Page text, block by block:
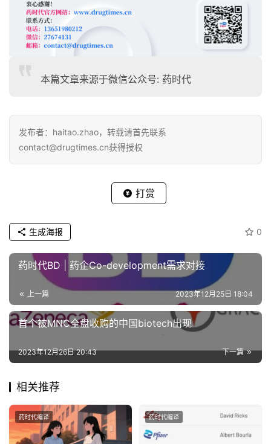
本篇文章来源于微信公众号: 药时代
发布者：haitao.zhao，转载请首先联系
contact@drugtimes.cn获得授权
打赏
0
生成海报
药时代BD | 药企Co-development需求对接
上一篇 2023年12月25日 18:04
首个被MNC全盘收购的中国biotech出现
下一篇
2023年12月26日 20:43
相关推荐
药时代编译 药时代编译